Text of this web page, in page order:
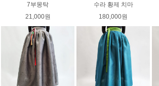
7부몽탁
21,000원
수라 황제 치마
180,000원